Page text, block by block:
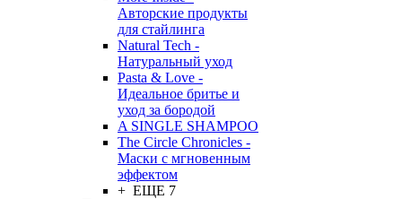
Авторские продукты
для стайлинга
Natural Tech -
Натуральный уход
Pasta & Love -
Идеальное бритье и
уход за бородой
A SINGLE SHAMPOO
The Circle Chronicles -
Маски с мгновенным
эффектом
+ ЕЩЕ 7